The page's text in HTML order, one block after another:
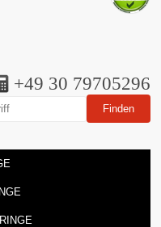
+49 30 79705296